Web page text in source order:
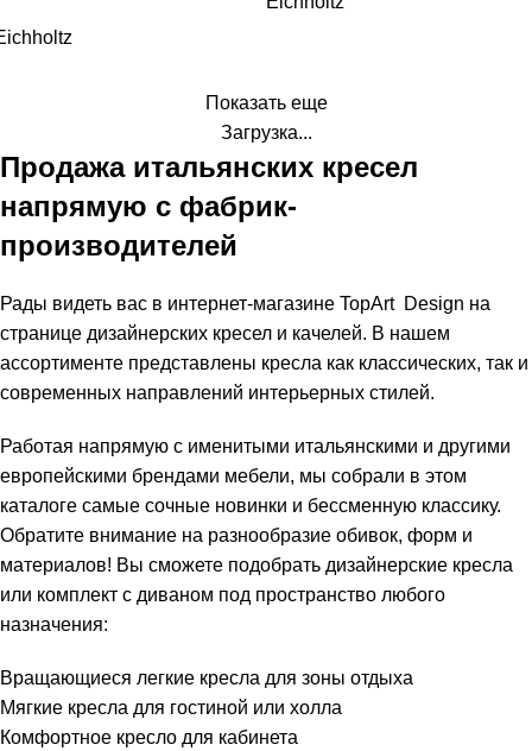
Показать еще
Загрузка...
Продажа итальянских кресел
напрямую с фабрик-
производителей
Рады видеть вас в интернет-магазине TopArt Design на
странице дизайнерских кресел и качелей. В нашем
ассортименте представлены кресла как классических, так и
современных направлений интерьерных стилей.
Работая напрямую с именитыми итальянскими и другими
европейскими брендами мебели, мы собрали в этом
каталоге самые сочные новинки и бессменную классику.
Обратите внимание на разнообразие обивок, форм и
материалов! Вы сможете подобрать дизайнерские кресла
или комплект с диваном под пространство любого
назначения:
Вращающиеся легкие кресла для зоны отдыха
Мягкие кресла для гостиной или холла
Комфортное кресло для кабинета